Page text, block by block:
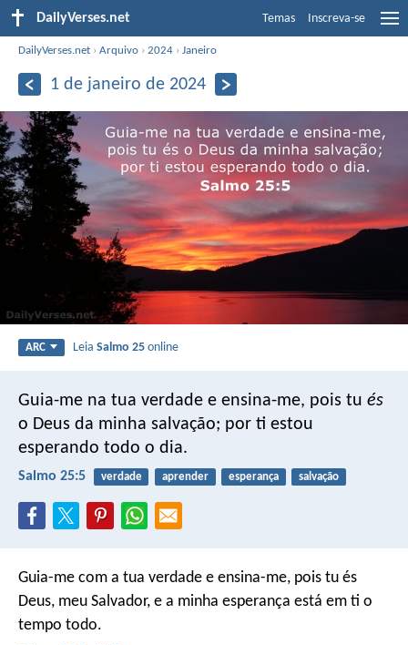
DailyVerses.net Temas Inscreva-se
DailyVerses.net ›Arquivo ›2024 ›Janeiro
1 de janeiro de 2024
ARC LeiaSalmo 25 online
Guia-me na tua verdade e ensina-me, pois tu és
o Deus da minha salvação; por ti estou
esperando todo o dia.
Salmo 25:5 verdade aprender esperança salvação
Guia-me com a tua verdade e ensina-me, pois tu és
Deus, meu Salvador, e a minha esperança está em ti o
tempo todo.